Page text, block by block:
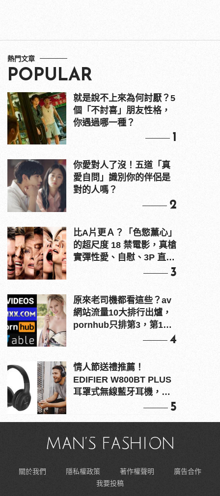
熱門文章
POPULAR
就是說不上來為何討厭？5
個「不討喜」朋友性格，
你遇過哪一種？
1
你愛對人了沒！五道「真
愛自問」識別你的伴侶是
對的人嗎？
2
比A片更Ａ？「色慾薰心」
的超尺度 18 禁電影，真槍
實彈性愛、自慰、3P 直接
3
原來老司機都看這些？av
網站流量10大排行出爐，
pornhub只排第3，第1名
4
情人節送禮推薦！
EDIFIER W800BT PLUS
耳罩式無線藍牙耳機，在
5
關於我們 隱私權政策 著作權聲明
廣告合作
我要投稿